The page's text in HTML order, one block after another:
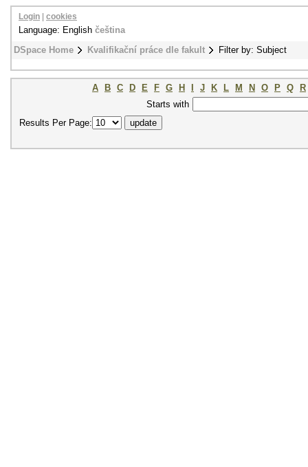
DSpace Home Kvalifikační práce dle fakult Filter by: Subject
Login cookies
Language: English čeština
A B C D E F G H J K L M N O P Q
R
Starts with
Results Per Page: